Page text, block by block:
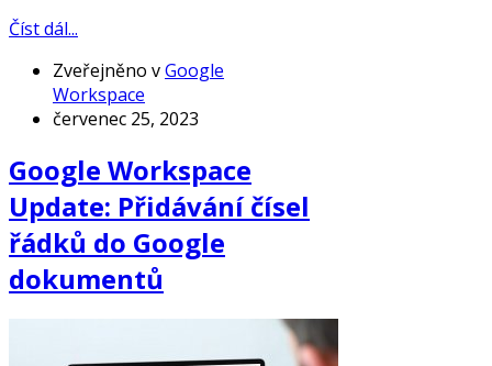
Číst dál...
Zveřejněno vGoogle
Workspace
červenec 25, 2023
Google Workspace
Update: Přidávání čísel
řádků do Google
dokumentů